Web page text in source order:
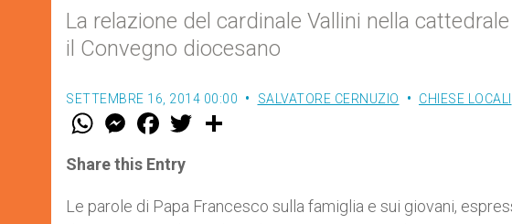
La relazione del cardinale Vallini nella
il Convegno diocesano
SETTEMBRE 16, 2014 00:00 SALVATORE CERNUZIO CHIESE LOCALI
W
t
s
p
p
M
e
s
e
g
e
F
a
e
b
o
k
w
r
Share this Entry
Le parole di Papa Francesco sulla famiglia e sui giovani,